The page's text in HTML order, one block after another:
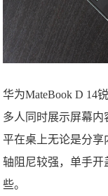
华为MateBook D 14
多人同时展示屏幕
平在桌上无论是分
轴阻尼较强，单手
些。